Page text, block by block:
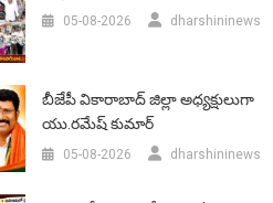
05-08-2026 dharshininews
బీజేపీ వికారాబాద్‌ జిల్లా అధ్యక్షులుగా
యు.రమేష్‌ కుమార్
05-08-2026 dharshininews